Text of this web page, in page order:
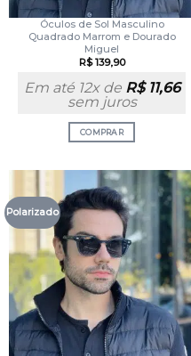
Óculos de Sol Masculino
Quadrado Marrom e Dourado
Miguel
R$139,90
Em até 12x de R$11,66
sem juros
COMPRAR
Polarizado